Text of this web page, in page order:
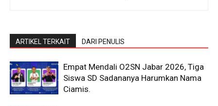
ARTIKEL TERKAIT DARI PENULIS
Empat Mendali O2SN Jabar 2026, Tiga
Siswa SD Sadananya Harumkan Nama
Ciamis.